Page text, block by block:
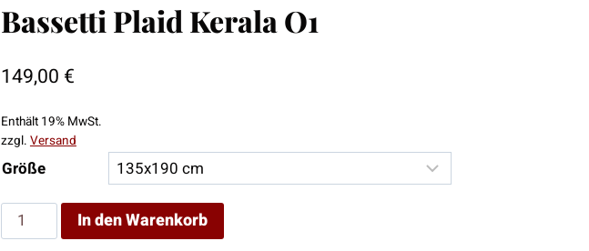
Bassetti Plaid Kerala O1
149,00 €
Enthält 19% MwSt.
zzgl. Versand
Größe
Bassetti
Plaid
In den Warenkorb